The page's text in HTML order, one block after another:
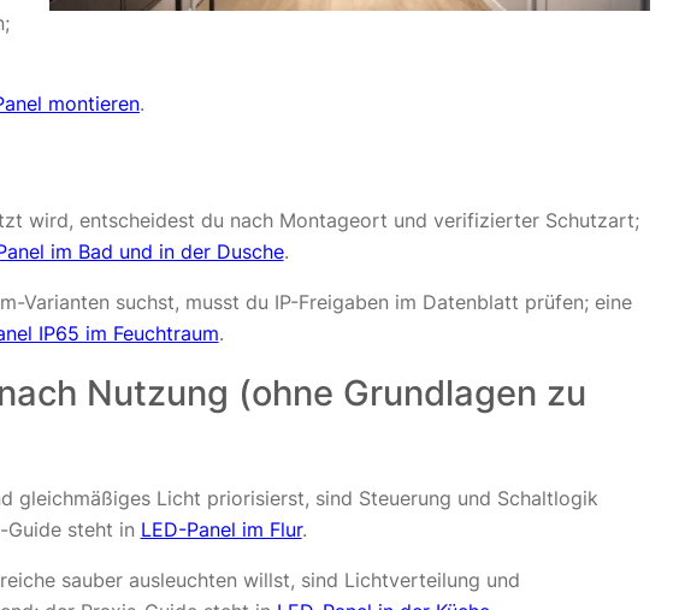
montieren.
wird, entscheidest du nach Montageort und verifizierter Schutzart;
im Bad und in der Dusche.
Varianten suchst, musst du IP-Freigaben im Datenblatt prüfen; eine
IP65 im Feuchtraum.
Nutzung (ohne Grundlagen zu
gleichmäßiges Licht priorisierst, sind Steuerung und Schaltlogik
Guide steht in LED-Panel im Flur.
sauber ausleuchten willst, sind Lichtverteilung und